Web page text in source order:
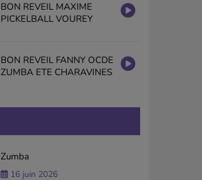
BON REVEIL MAXIME
PICKELBALL VOUREY
BON REVEIL FANNY OCDE
ZUMBA ETE CHARAVINES
Zumba
16 juin 2026